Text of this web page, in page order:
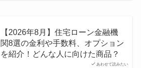
あわせて読みたい
【2026年8月】住宅ローン金融機
関8選の金利や手数料、オプション
を紹介！どんな人に向けた商品？